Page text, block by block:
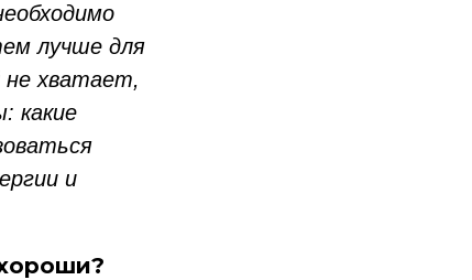
лучше для
не хватает,
какие
и